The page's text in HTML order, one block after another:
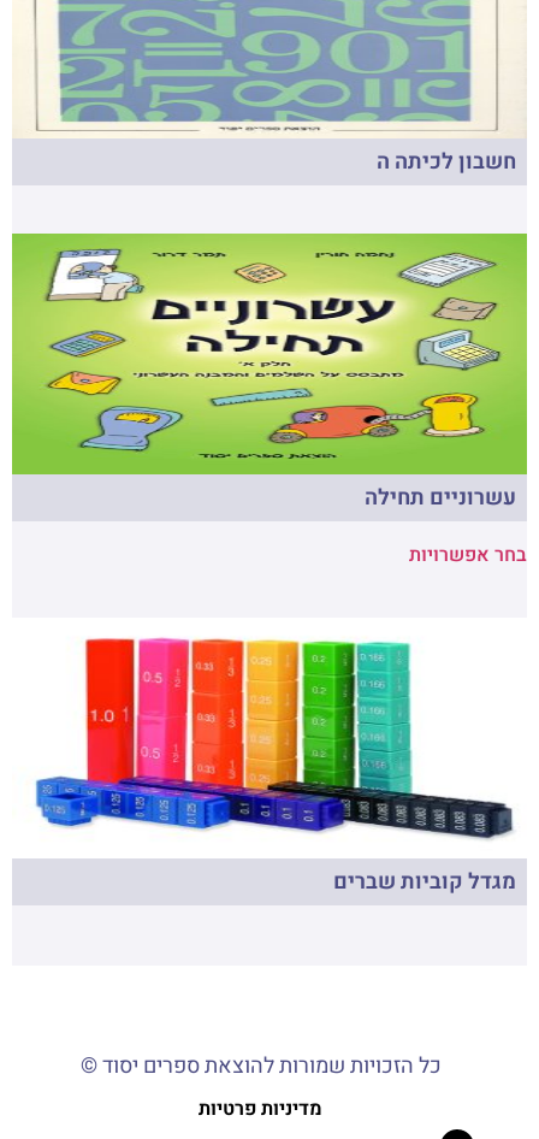
חשבון לכיתה ה
עשרוניים תחילה
בחר אפשרויות
מגדל קוביות שברים
כל הזכויות שמורות להוצאת ספרים יסוד ©
מדיניות פרטיות